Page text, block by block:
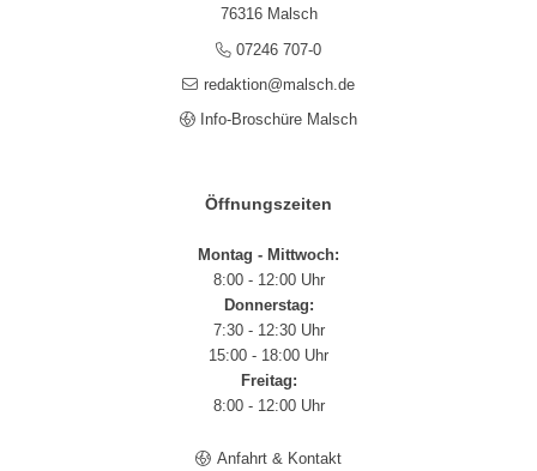
76316 Malsch
07246 707-0
redaktion@malsch.de
Info-Broschüre Malsch
Öffnungszeiten
Montag - Mittwoch:
8:00 - 12:00 Uhr
Donnerstag:
7:30 - 12:30 Uhr
15:00 - 18:00 Uhr
Freitag:
8:00 - 12:00 Uhr
Anfahrt & Kontakt